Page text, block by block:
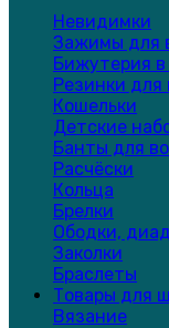
Невидимки
Зажимы для
Бижутерия
Резинки для
Кошельки
Детские
Банты для
Расчёски
Кольца
Брелки
Ободки,
Заколки
Браслеты
Товары для
Вязание